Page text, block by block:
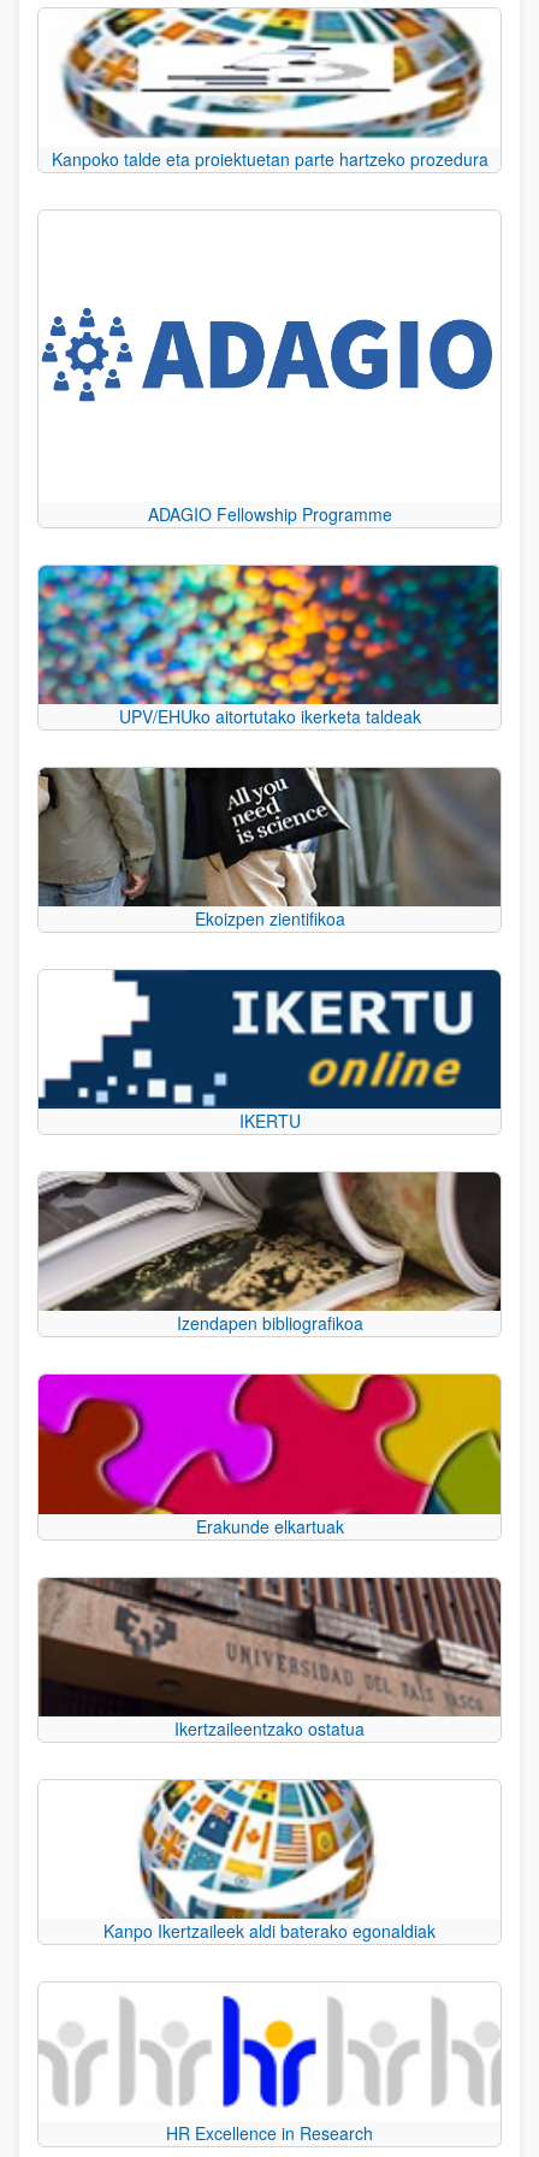
Kanpoko talde eta proiektuetan parte hartzeko prozedura
ADAGIO Fellowship Programme
UPV/EHUko aitortutako ikerketa taldeak
Ekoizpen zientifikoa
IKERTU
Izendapen bibliografikoa
Erakunde elkartuak
Ikertzaileentzako ostatua
Kanpo Ikertzaileek aldi baterako egonaldiak
HR Excellence in Research